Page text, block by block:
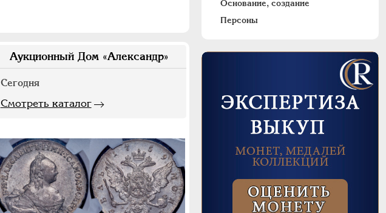
Аукционный Дом «Александр»
Сегодня
Смотреть каталог
Основание, создание
Персоны